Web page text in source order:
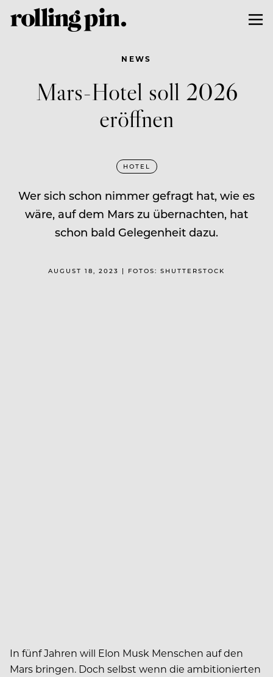
NEWS
Mars-Hotel soll 2026
eröffnen
HOTEL
Wer sich schon nimmer gefragt hat, wie es
wäre, auf dem Mars zu übernachten, hat
schon bald Gelegenheit dazu.
AUGUST 18, 2023 | FOTOS: SHUTTERSTOCK
In fünf Jahren will Elon Musk Menschen auf den
Mars bringen. Doch selbst wenn die ambitionierten